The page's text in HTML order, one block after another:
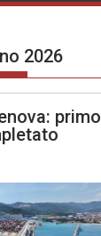
2026
primo